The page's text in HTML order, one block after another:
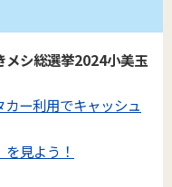
メシ総選挙2024小美玉
カー利用でキャッシュ
見よう！